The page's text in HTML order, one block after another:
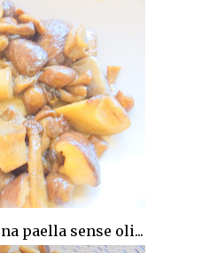
paella sense oli...